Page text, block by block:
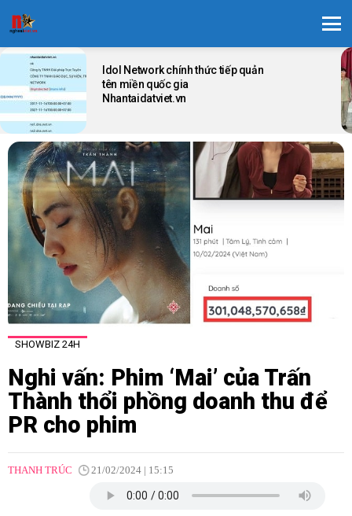
LATEST
STORIES
Idol Network chính thức tiếp quản
tên miền quốc gia
Nhantaidatviet.vn
SHOWBIZ 24H
Nghi vấn: Phim ‘Mai’ của Trấn
Thành thổi phồng doanh thu để
PR cho phim
THANH TRÚC 21/02/2024 | 15:15